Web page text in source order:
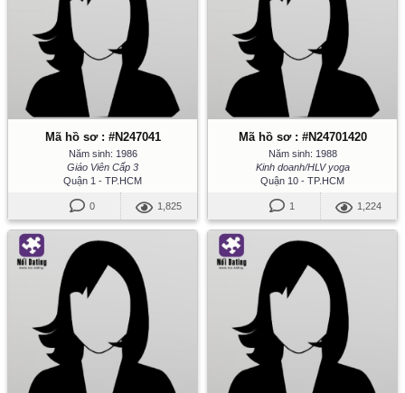
Mã hồ sơ : #N247041
Năm sinh: 1986
Giáo Viên Cấp 3
Quận 1 - TP.HCM
0 1,825
Mã hồ sơ : #N24701420
Năm sinh: 1988
Kinh doanh/HLV yoga
Quận 10 - TP.HCM
1 1,224